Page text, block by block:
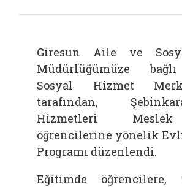
Giresun Aile ve
Müdürlüğümüze
Sosyal Hizmet
tarafından,
Hizmetleri Meslek
öğrencilerine yönelik
Programı düzenlendi.
Eğitimde